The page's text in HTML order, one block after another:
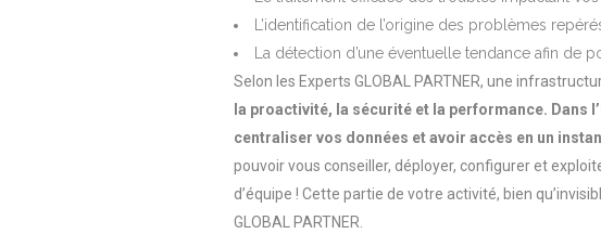
L’identification de l’origine des problèmes
La détection d’une éventuelle tendance afin de
Selon les Experts GLOBAL PARTNER, une
la proactivité, la sécurité et la performance. Dans
centraliser vos données et avoir accès en un
pouvoir vous conseiller, déployer, configurer et
d’équipe ! Cette partie de votre activité, bien
GLOBAL PARTNER.